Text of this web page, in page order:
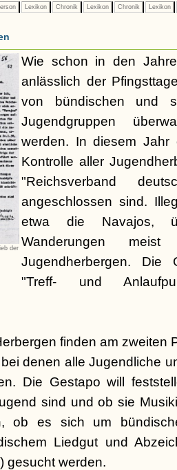
Lexikon Chronik Lexikon Chronik Lexikon
der
Wie schon in den
anlässlich der
von bündischen und
Jugendgruppen
werden. In diesem Jahr
Kontrolle aller
"Reichsverband
angeschlossen sind.
etwa die Navajos,
Wanderungen
Jugendherbergen.
"Treff- und
finden am zweiten
denen alle Jugendliche
Die Gestapo will
sind und ob sie
ob es sich um
Liedgut und
gesucht werden.